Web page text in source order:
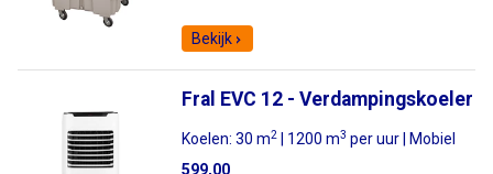
Bekijk
Fral EVC 12 - Verdampingskoeler
Koelen: 30 m2 | 1200 m3 per uur | Mobiel
599,00